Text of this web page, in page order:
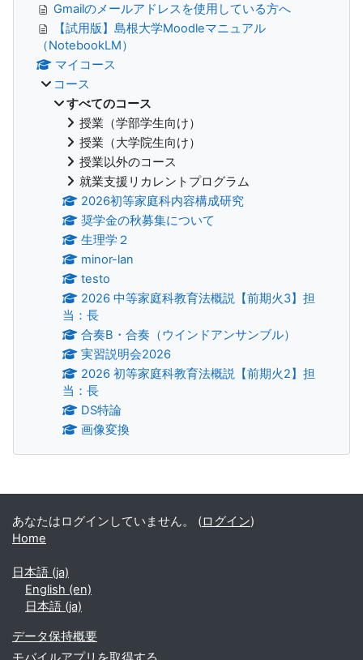
Gmailのメールアドレスを使用している方へ
【試用版】島根大学Moodleマニュアル
（NotebookLM）
マイコース
コース
すべてのコース
授業（学部学生向け）
授業（大学院生向け）
授業以外のコース
就業支援リカレントプログラム
2026初等家庭科内容構成研究
奨学金の秋募集について
生理学２
minor-lan
testo
2026 中等家庭科教育法概説【前期火3】担
当：長
合奏B・合奏（ウインドアンサンブル）
実習説明会2026
2026 初等家庭科教育法概説【前期火2】担
当：長
DS特論
画像変換
補助ブロック
あなたはログインしていません。 (ログイン)
Home
日本語 ‎(ja)‎
English ‎(en)‎
日本語 ‎(ja)‎
データ保持概要